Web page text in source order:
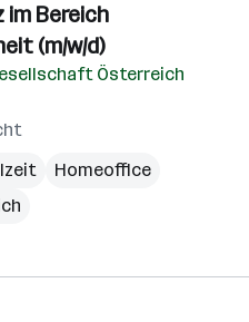
Bereich
(m/w/d)
Österreich
Homeoffice